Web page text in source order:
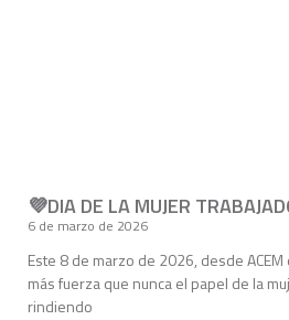
💜DIA DE LA MUJER
6 de marzo de 2026
Este 8 de marzo de 2026, desde
más fuerza que nunca el papel de la
rindiendo